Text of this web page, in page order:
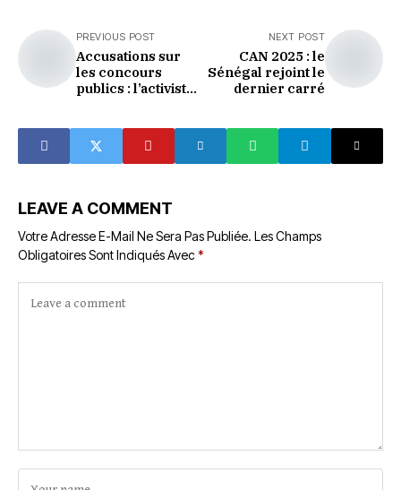
PREVIOUS POST
Accusations sur
les concours
publics : l’activiste
à Abidjan
NEXT POST
CAN 2025 : le
Sénégal rejoint le
dernier carré
LEAVE A COMMENT
Votre Adresse E-Mail Ne Sera Pas Publiée. Les Champs
Obligatoires Sont Indiqués Avec*